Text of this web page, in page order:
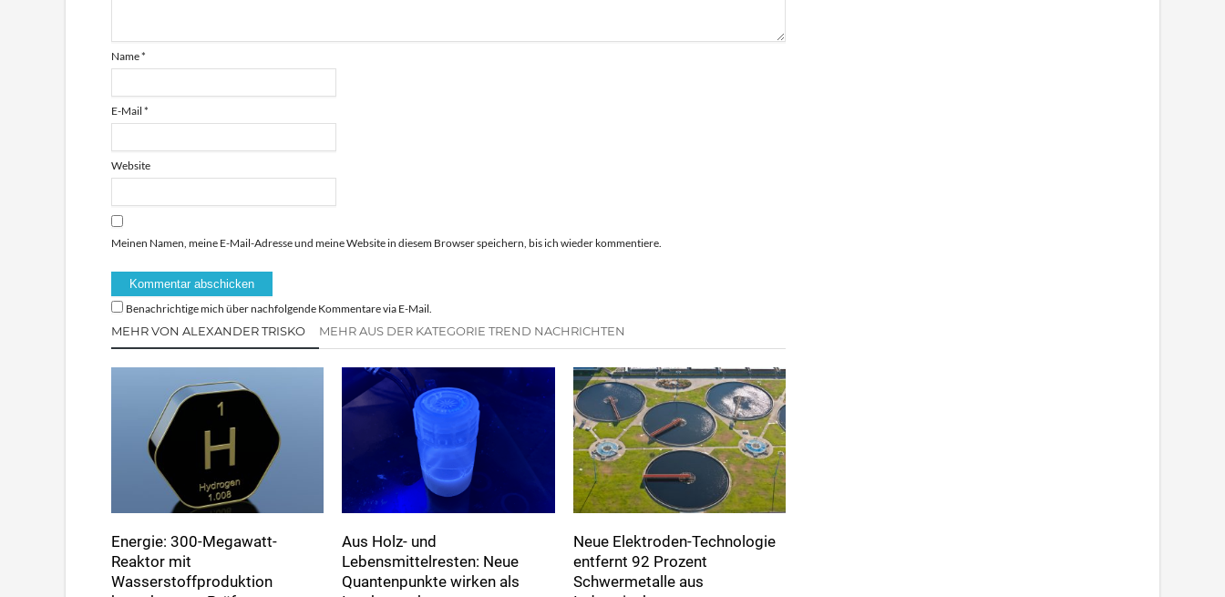
Name*
E-Mail *
Website
Meinen Namen, meine E-Mail-Adresse und meine Website in diesem Browser speichern, bis ich wieder kommentiere.
Benachrichtige mich über nachfolgende Kommentare via E-Mail.
MEHR VON ALEXANDER TRISKO MEHR AUS DER KATEGORIE TREND NACHRICHTEN
Energie: 300-Megawatt-
Reaktor mit
Wasserstoffproduktion
Aus Holz- und
Lebensmittelresten: Neue
Quantenpunkte wirken als
Neue Elektroden-Technologie
entfernt 92 Prozent
Schwermetalle aus